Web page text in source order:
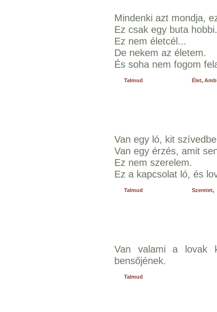
Mindenki azt mondja,
Ez csak egy buta hobbi.
Ez nem életcél...
De nekem az életem.
És soha nem fogom
Talmud Élet,
Van egy ló, kit
Van egy érzés, amit
Ez nem szerelem.
Ez a kapcsolat ló, és
Talmud Szeretet,
Van valami a lovak
bensőjének.
Talmud